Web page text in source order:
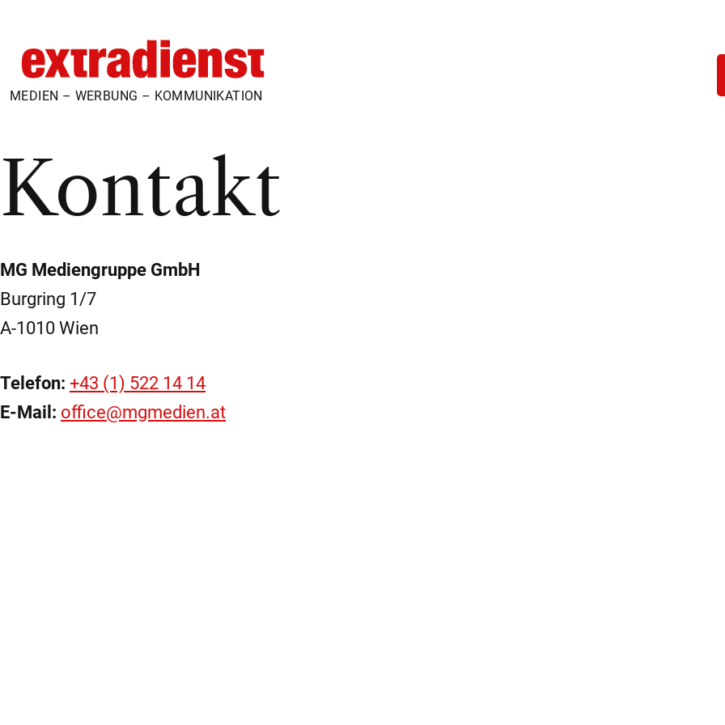
MEDIEN – WERBUNG – KOMMUNIKATION
Kontakt
MG Mediengruppe GmbH
Burgring 1/7
A-1010 Wien
Telefon: +43 (1) 522 14 14
E-Mail: office@mgmedien.at